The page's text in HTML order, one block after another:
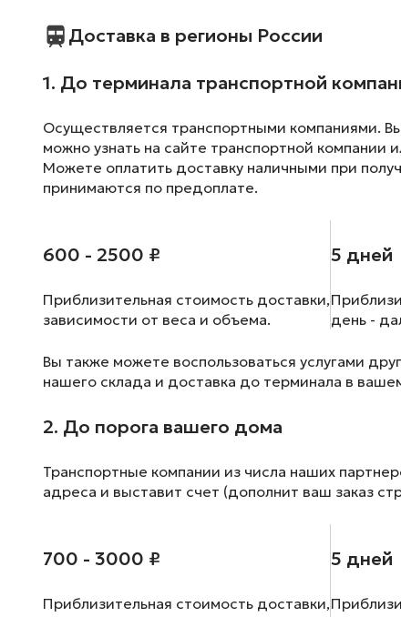
Доставка в регионы России
1. До терминала транспортной
Осуществляется транспортными компаниями.
можно узнать на сайте транспортной компании
Можете оплатить доставку наличными при
принимаются по предоплате.
600 - 2500 ₽
Приблизительная стоимость доставки,
зависимости от веса и объема.
5 дней
день -
Вы также можете воспользоваться услугами
нашего склада и доставка до терминала в
2. До порога вашего дома
Транспортные компании из числа наших
адреса и выставит счет (дополнит ваш заказ
700 - 3000 ₽
Приблизительная стоимость доставки,
5 дней